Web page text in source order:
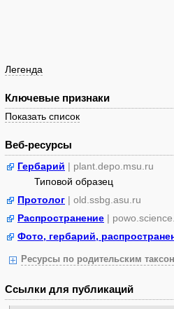
Легенда
Ключевые признаки
Показать список
Веб-ресурсы
Гербарий | plant.depo.msu.ru
Типовой образец
Протолог | old.ssbg.asu.ru
Распространение |
Фото, гербарий,
Ресурсы по родительским
Ссылки для публикаций